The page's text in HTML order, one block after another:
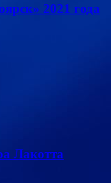
2021 года
Лакотта